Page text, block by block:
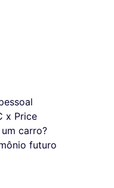
x Price
carro?
futuro